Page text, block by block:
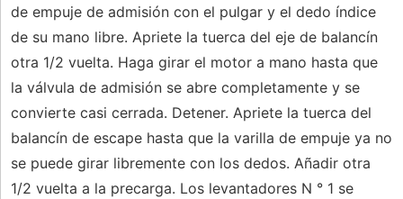
de empuje de admisión con el pulgar y el dedo índice
de su mano libre. Apriete la tuerca del eje de balancín
otra 1/2 vuelta. Haga girar el motor a mano hasta que
la válvula de admisión se abre completamente y se
convierte casi cerrada. Detener. Apriete la tuerca del
balancín de escape hasta que la varilla de empuje ya no
se puede girar libremente con los dedos. Añadir otra
1/2 vuelta a la precarga. Los levantadores N ° 1 se